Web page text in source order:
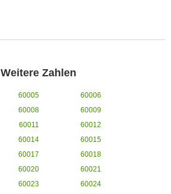
Weitere Zahlen
60005
60006
60008
60009
60011
60012
60014
60015
60017
60018
60020
60021
60023
60024